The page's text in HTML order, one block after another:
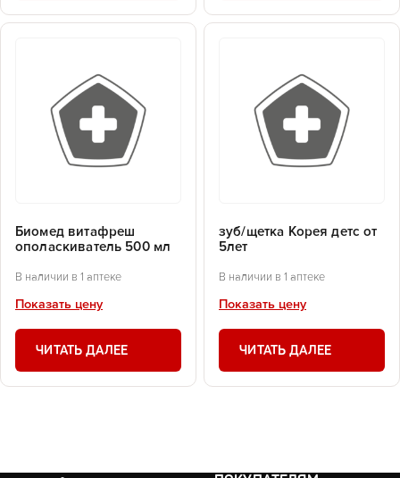
Биомед витафреш
ополаскиватель 500 мл
В наличии в 1 аптеке
Показать цену
ЧИТАТЬ ДАЛЕЕ
зуб/щетка Корея детс от
5лет
В наличии в 1 аптеке
Показать цену
ЧИТАТЬ ДАЛЕЕ